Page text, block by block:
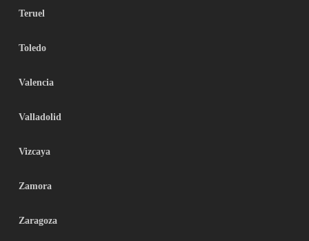
Teruel
Toledo
Valencia
Valladolid
Vizcaya
Zamora
Zaragoza